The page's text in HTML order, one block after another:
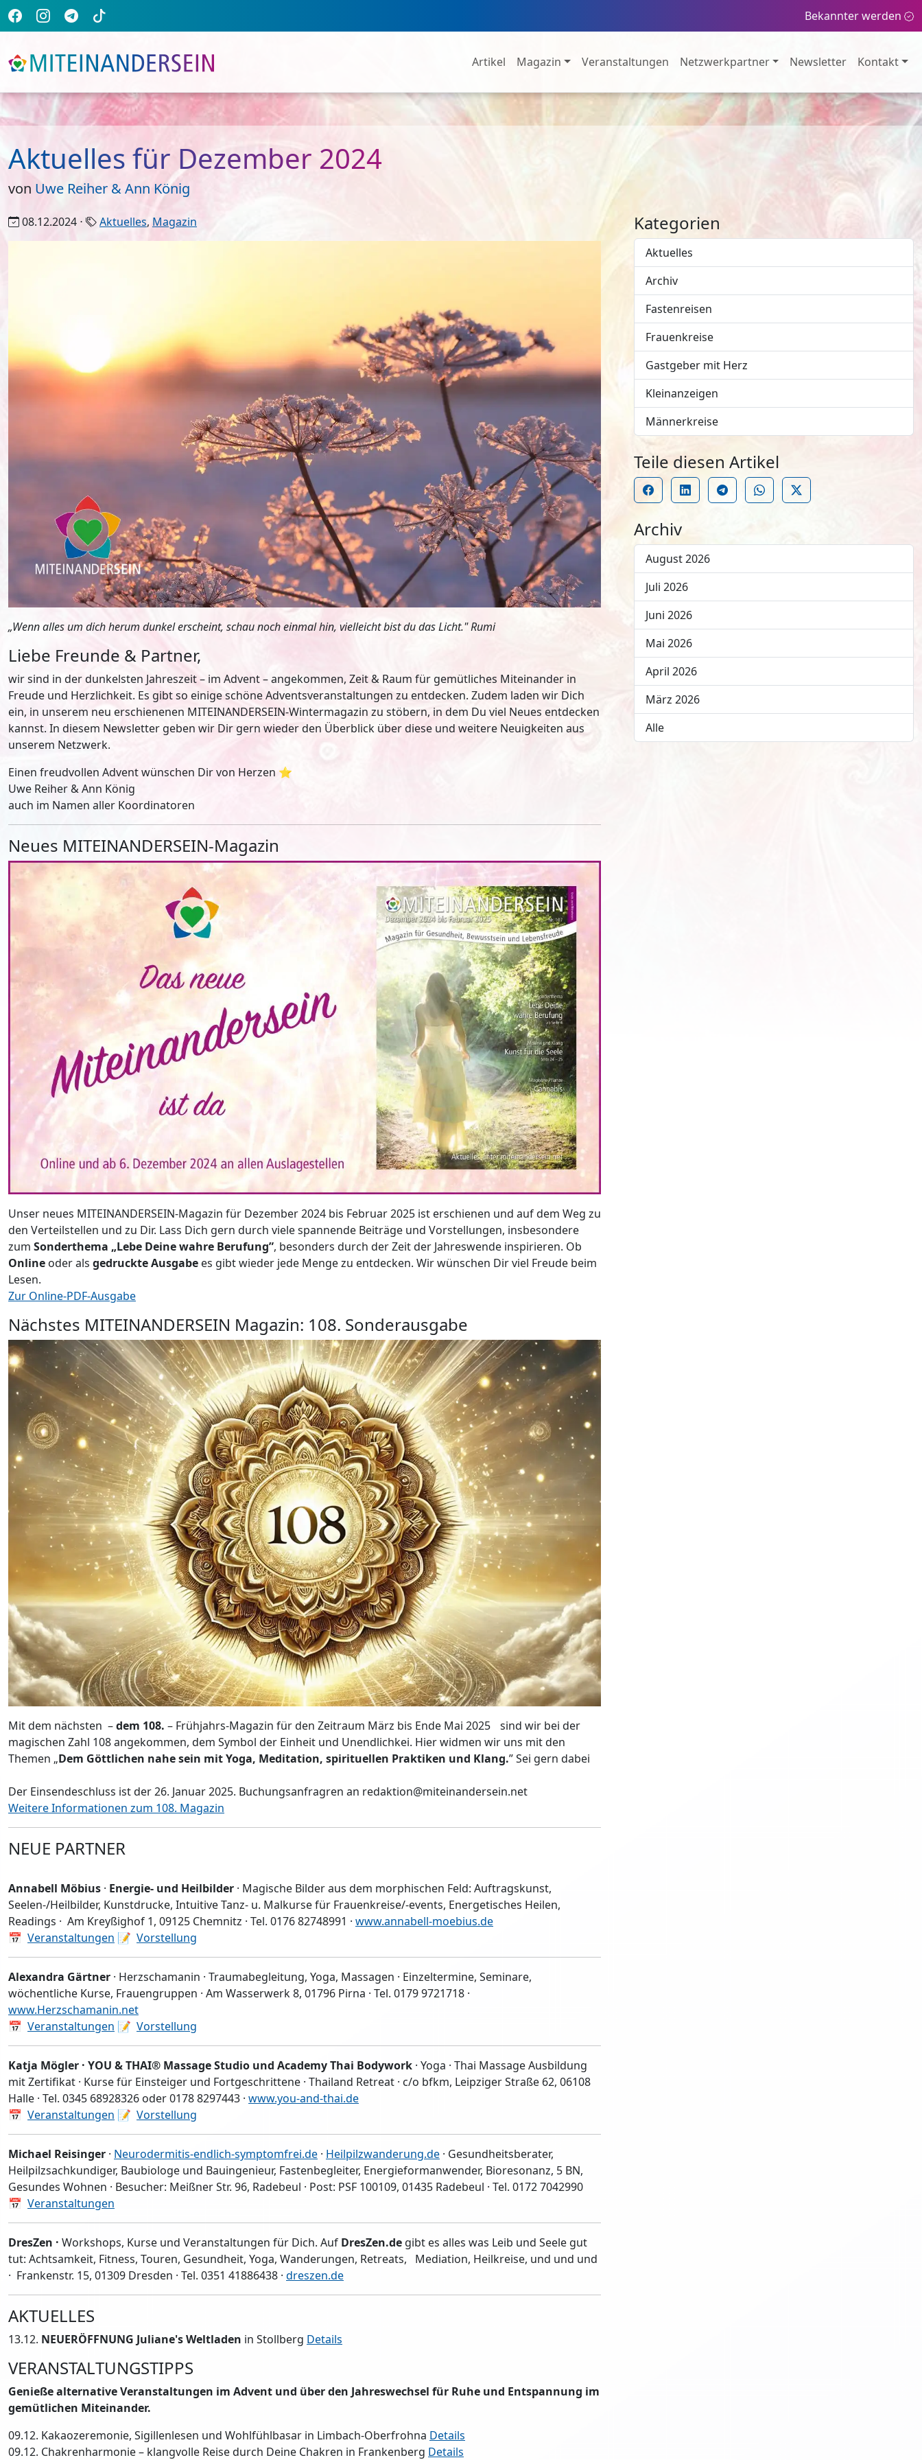
Bekannter werden
Artikel Magazin Veranstaltungen Netzwerkpartner Newsletter Kontakt
Aktuelles für Dezember 2024
von Uwe Reiher & Ann König
08.12.2024 ⋅ Aktuelles, Magazin
„Wenn alles um dich herum dunkel erscheint, schau noch einmal hin, vielleicht bist du das Licht."Rumi
Liebe Freunde & Partner,
wir sind in der dunkelsten Jahreszeit – im Advent – angekommen, Zeit & Raum für gemütliches Miteinander in
Freude und Herzlichkeit. Es gibt so einige schöne Adventsveranstaltungen zu entdecken. Zudem laden wir Dich
ein, in unserem neu erschienenen MITEINANDERSEIN-Wintermagazin zu stöbern, in dem Du viel Neues entdecken
kannst. In diesem Newsletter geben wir Dir gern wieder den Überblick über diese und weitere Neuigkeiten aus
unserem Netzwerk.
Einen freudvollen Advent wünschen Dir von Herzen ⭐️
Uwe Reiher & Ann König
auch im Namen aller Koordinatoren
Neues MITEINANDERSEIN-Magazin
Unser neues MITEINANDERSEIN-Magazin für Dezember 2024 bis Februar 2025 ist erschienen und auf dem Weg zu
den Verteilstellen und zu Dir. Lass Dich gern durch viele spannende Beiträge und Vorstellungen, insbesondere
zum Sonderthema „Lebe Deine wahre Berufung”, besonders durch der Zeit der Jahreswende inspirieren. Ob
Online oder als gedruckte Ausgabe es gibt wieder jede Menge zu entdecken. Wir wünschen Dir viel Freude beim
Lesen.
Zur Online-PDF-Ausgabe
Nächstes MITEINANDERSEIN Magazin: 108. Sonderausgabe
Mit dem nächsten –dem 108. – Frühjahrs-Magazin für den Zeitraum März bis Ende Mai 2025 sind wir bei der
magischen Zahl 108 angekommen, dem Symbol der Einheit und Unendlichkei. Hier widmen wir uns mit den
Themen „Dem Göttlichen nahe sein mit Yoga, Meditation, spirituellen Praktiken und Klang.” Sei gern dabei
Der Einsendeschluss ist der 26. Januar 2025. Buchungsanfragren an redaktion@miteinandersein.net
Weitere Informationen zum 108. Magazin
NEUE PARTNER
Annabell Möbius · Energie- und Heilbilder · Magische Bilder aus dem morphischen Feld: Auftragskunst,
Seelen-/Heilbilder, Kunstdrucke, Intuitive Tanz- u. Malkurse für Frauenkreise/-events, Energetisches Heilen,
Readings · Am Kreyßighof 1, 09125 Chemnitz · Tel. 0176 82748991 · www.annabell-moebius.de
📅 Veranstaltungen 📝 Vorstellung
Alexandra Gärtner · Herzschamanin · Traumabegleitung, Yoga, Massagen · Einzeltermine, Seminare,
wöchentliche Kurse, Frauengruppen · Am Wasserwerk 8, 01796 Pirna · Tel. 0179 9721718 ·
www.Herzschamanin.net
📅 Veranstaltungen 📝 Vorstellung
Katja Mögler · YOU & THAI® Massage Studio und Academy Thai Bodywork · Yoga · Thai Massage Ausbildung
mit Zertifikat · Kurse für Einsteiger und Fortgeschrittene · Thailand Retreat · c/o bfkm, Leipziger Straße 62, 06108
Halle · Tel. 0345 68928326 oder 0178 8297443 · www.you-and-thai.de
📅 Veranstaltungen 📝 Vorstellung
Michael Reisinger · Neurodermitis-endlich-symptomfrei.de · Heilpilzwanderung.de · Gesundheitsberater,
Heilpilzsachkundiger, Baubiologe und Bauingenieur, Fastenbegleiter, Energieformanwender, Bioresonanz, 5 BN,
Gesundes Wohnen · Besucher: Meißner Str. 96, Radebeul · Post: PSF 100109, 01435 Radebeul · Tel. 0172 7042990
📅 Veranstaltungen
DresZen · Workshops, Kurse und Veranstaltungen für Dich. Auf DresZen.de gibt es alles was Leib und Seele gut
tut: Achtsamkeit, Fitness, Touren, Gesundheit, Yoga, Wanderungen, Retreats, Mediation, Heilkreise, und und und
· Frankenstr. 15, 01309 Dresden · Tel. 0351 41886438 · dreszen.de
AKTUELLES
13.12. NEUERÖFFNUNG Juliane's Weltladen in Stollberg Details
VERANSTALTUNGSTIPPS
Genieße alternative Veranstaltungen im Advent und über den Jahreswechsel für Ruhe und Entspannung im
gemütlichen Miteinander.
09.12. Kakaozeremonie, Sigillenlesen und Wohlfühlbasar in Limbach-Oberfrohna Details
09.12. Chakrenharmonie – klangvolle Reise durch Deine Chakren in Frankenberg Details
Kategorien
Aktuelles
Archiv
Fastenreisen
Frauenkreise
Gastgeber mit Herz
Kleinanzeigen
Männerkreise
Teile diesen Artikel
Archiv
August 2026
Juli 2026
Juni 2026
Mai 2026
April 2026
März 2026
Alle